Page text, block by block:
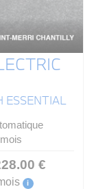
ESSENTIAL
.00 €
i